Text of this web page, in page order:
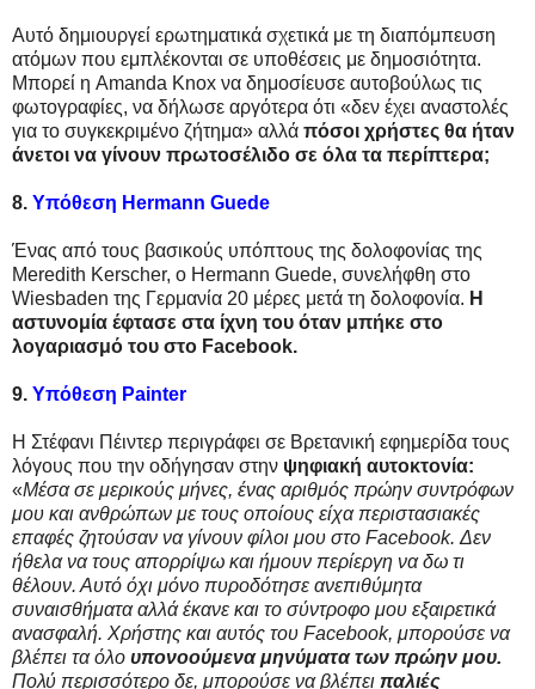
Αυτό δημιουργεί ερωτηματικά σχετικά με τη διαπόμπευση
ατόμων που εμπλέκονται σε υποθέσεις με δημοσιότητα.
Μπορεί η Amanda Knox να δημοσίευσε αυτοβούλως τις
φωτογραφίες, να δήλωσε αργότερα ότι «δεν έχει αναστολές
για το συγκεκριμένο ζήτημα» αλλά πόσοι χρήστες θα ήταν
άνετοι να γίνουν πρωτοσέλιδο σε όλα τα περίπτερα;
8. Υπόθεση Hermann Guede
Ένας από τους βασικούς υπόπτους της δολοφονίας της
Meredith Kerscher, ο Hermann Guede, συνελήφθη στo
Wiesbaden της Γερμανία 20 μέρες μετά τη δολοφονία. Η
αστυνομία έφτασε στα ίχνη του όταν μπήκε στο
λογαριασμό του στο Facebook.
9. Υπόθεση Painter
Η Στέφανι Πέιντερ περιγράφει σε Βρετανική εφημερίδα τους
λόγους που την οδήγησαν στην ψηφιακή αυτοκτονία:
«Μέσα σε μερικούς μήνες, ένας αριθμός πρώην συντρόφων
μου και ανθρώπων με τους οποίους είχα περιστασιακές
επαφές ζητούσαν να γίνουν φίλοι μου στο Facebook. Δεν
ήθελα να τους απορρίψω και ήμουν περίεργη να δω τι
θέλουν. Αυτό όχι μόνο πυροδότησε ανεπιθύμητα
συναισθήματα αλλά έκανε και το σύντροφο μου εξαιρετικά
ανασφαλή. Χρήστης και αυτός του Facebook, μπορούσε να
βλέπει τα όλο υπονοούμενα μηνύματα των πρώην μου.
Πολύ περισσότερο δε, μπορούσε να βλέπει παλιές